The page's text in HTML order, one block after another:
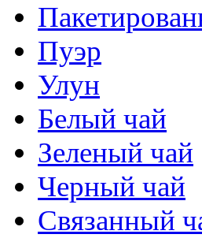
Пуэр
Улун
Белый чай
Зеленый чай
Черный чай
Связанный